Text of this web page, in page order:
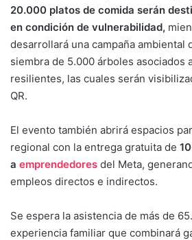
20.000 platos de comida serán
en condición de vulnerabilidad,
desarrollará una campaña ambiental
siembra de 5.000 árboles asociados
resilientes, las cuales serán
QR.
El evento también abrirá espacios
regional con la entrega gratuita de
a emprendedores del Meta,
empleos directos e indirectos.
Se espera la asistencia de más de
experiencia familiar que combinará